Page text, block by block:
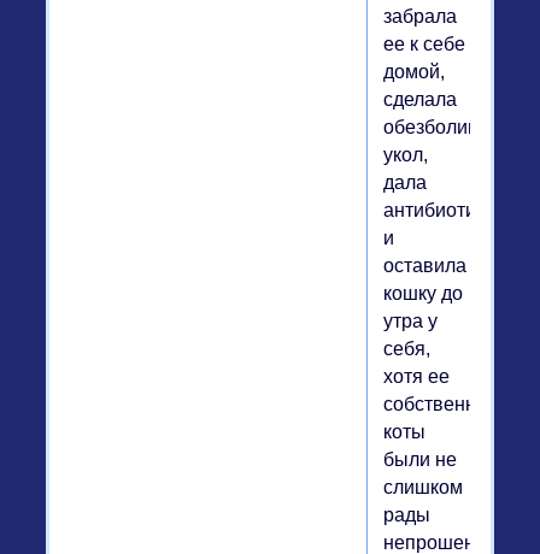
забрала
ее к себе
домой,
сделала
укол,
дала
антибиотик
и
оставила
кошку до
утра у
себя,
хотя ее
собственные
коты
были не
слишком
рады
непрошенному